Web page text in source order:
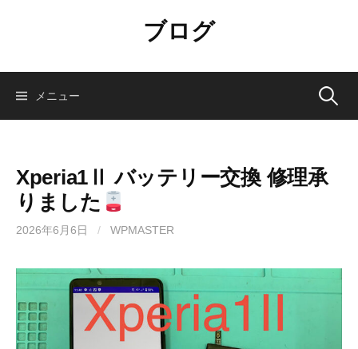
ン
ブログ
メニュー 検
Xperia1Ⅱ バッテリー交換 修理承
りました
2026年6月6日 / WPMASTER